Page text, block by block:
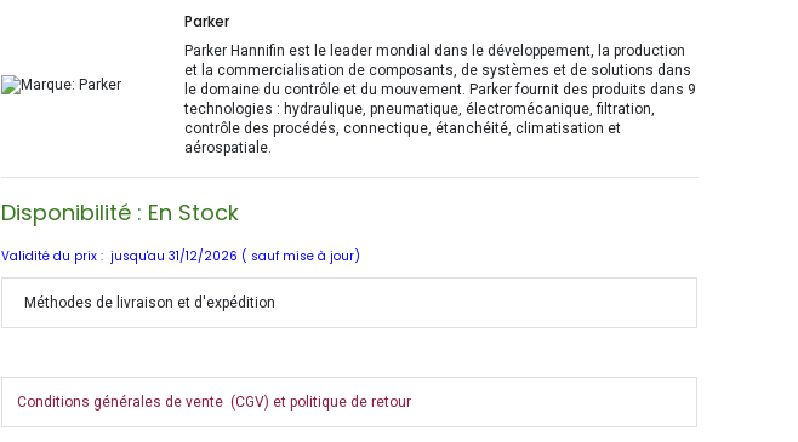
Parker
Parker Hannifin est le leader mondial dans le développement, la production
et la commercialisation de composants, de systèmes et de solutions dans
le domaine du contrôle et du mouvement. Parker fournit des produits dans 9
technologies : hydraulique, pneumatique, électromécanique, filtration,
contrôle des procédés, connectique, étanchéité, climatisation et
aérospatiale.
Disponibilité : En Stock
Validité du prix : jusqu'au 31/12/2026 ( sauf mise à jour)
Méthodes de livraison et d'expédition
Conditions générales de vente (CGV) et politique de retour